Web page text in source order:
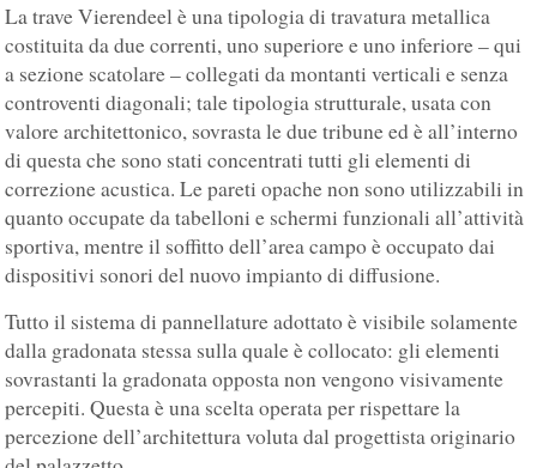
La trave Vierendeel è una tipologia di travatura metallica
costituita da due correnti, uno superiore e uno inferiore – qui
a sezione scatolare – collegati da montanti verticali e senza
controventi diagonali; tale tipologia strutturale, usata con
valore architettonico, sovrasta le due tribune ed è all’interno
di questa che sono stati concentrati tutti gli elementi di
correzione acustica. Le pareti opache non sono utilizzabili in
quanto occupate da tabelloni e schermi funzionali all’attività
sportiva, mentre il soffitto dell’area campo è occupato dai
dispositivi sonori del nuovo impianto di diffusione.
Tutto il sistema di pannellature adottato è visibile solamente
dalla gradonata stessa sulla quale è collocato: gli elementi
sovrastanti la gradonata opposta non vengono visivamente
percepiti. Questa è una scelta operata per rispettare la
percezione dell’architettura voluta dal progettista originario